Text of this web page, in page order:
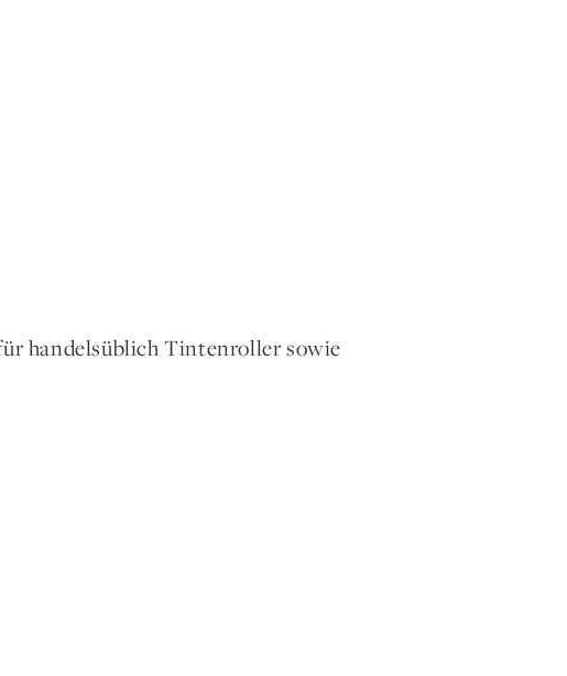
handelsüblich Tintenroller sowie